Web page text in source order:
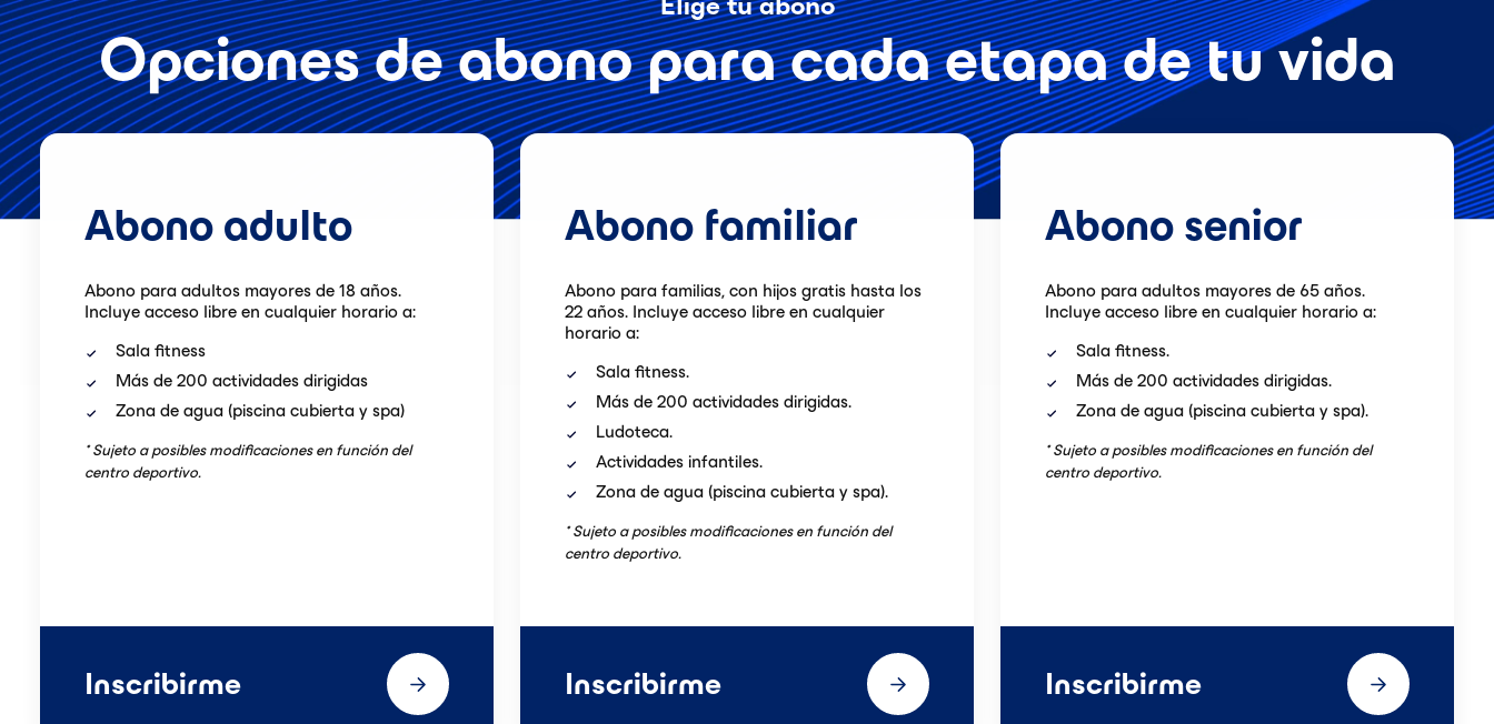
Opciones de abono para cada etapa de tu vida
Abono adulto
Abono para adultos mayores de 18 años.
Incluye acceso libre en cualquier horario a:
Sala fitness
Más de 200 actividades dirigidas
Zona de agua (piscina cubierta y spa)
* Sujeto a posibles modificaciones en función del
centro deportivo.
Inscribirme
Abono familiar
Abono para familias, con hijos gratis hasta los
22 años. Incluye acceso libre en cualquier
horario a:
Sala fitness.
Más de 200 actividades dirigidas.
Ludoteca.
Actividades infantiles.
Zona de agua (piscina cubierta y spa).
* Sujeto a posibles modificaciones en función del
centro deportivo.
Inscribirme
Abono senior
Abono para adultos mayores de 65 años.
Incluye acceso libre en cualquier horario a:
Sala fitness.
Más de 200 actividades dirigidas.
Zona de agua (piscina cubierta y spa).
* Sujeto a posibles modificaciones en función del
centro deportivo.
Inscribirme